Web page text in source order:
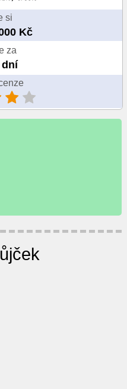
si
Kč
za
dní